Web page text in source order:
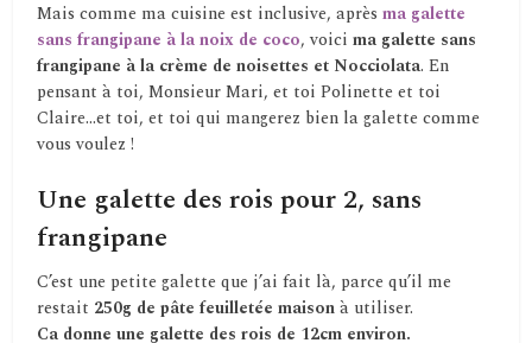
Mais comme ma cuisine est inclusive, aprèsma galette
sans frangipane à la noix de coco, voicima galette sans
frangipane à la crème de noisettes et Nocciolata. En
pensant à toi, Monsieur Mari, et toi Polinette et toi
Claire…et toi, et toi qui mangerez bien la galette comme
vous voulez !
Une galette des rois pour 2, sans
frangipane
C’est une petite galette que j’ai fait là, parce qu’il me
restait 250g de pâte feuilletée maisonà utiliser.
Ca donne une galette des rois de 12cm environ.